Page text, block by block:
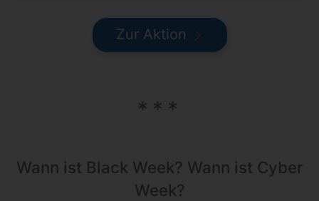
Zur Aktion
Wann ist Black Week? Wann ist Cyber
Week?